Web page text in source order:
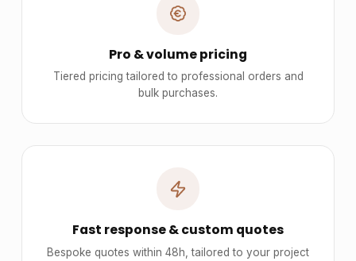
Pro & volume pricing
Tiered pricing tailored to professional orders and
bulk purchases.
Fast response & custom quotes
Bespoke quotes within 48h, tailored to your project